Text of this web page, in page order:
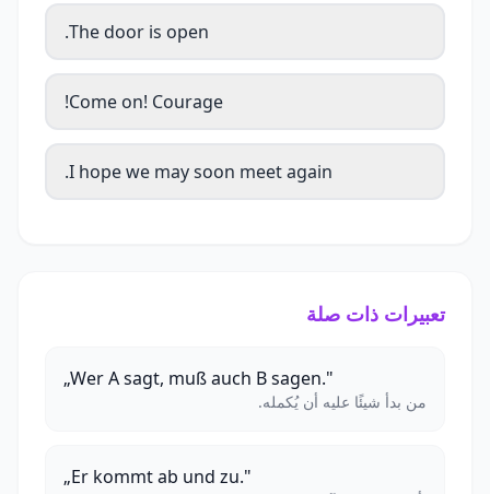
The door is open.
Come on! Courage!
I hope we may soon meet again.
تعبيرات ذات صلة
„Wer A sagt, muß auch B sagen."
من بدأ شيئًا عليه أن يُكمله.
„Er kommt ab und zu."